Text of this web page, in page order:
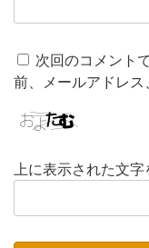
次回のコメント
前、メールアドレス
上に表示された文字